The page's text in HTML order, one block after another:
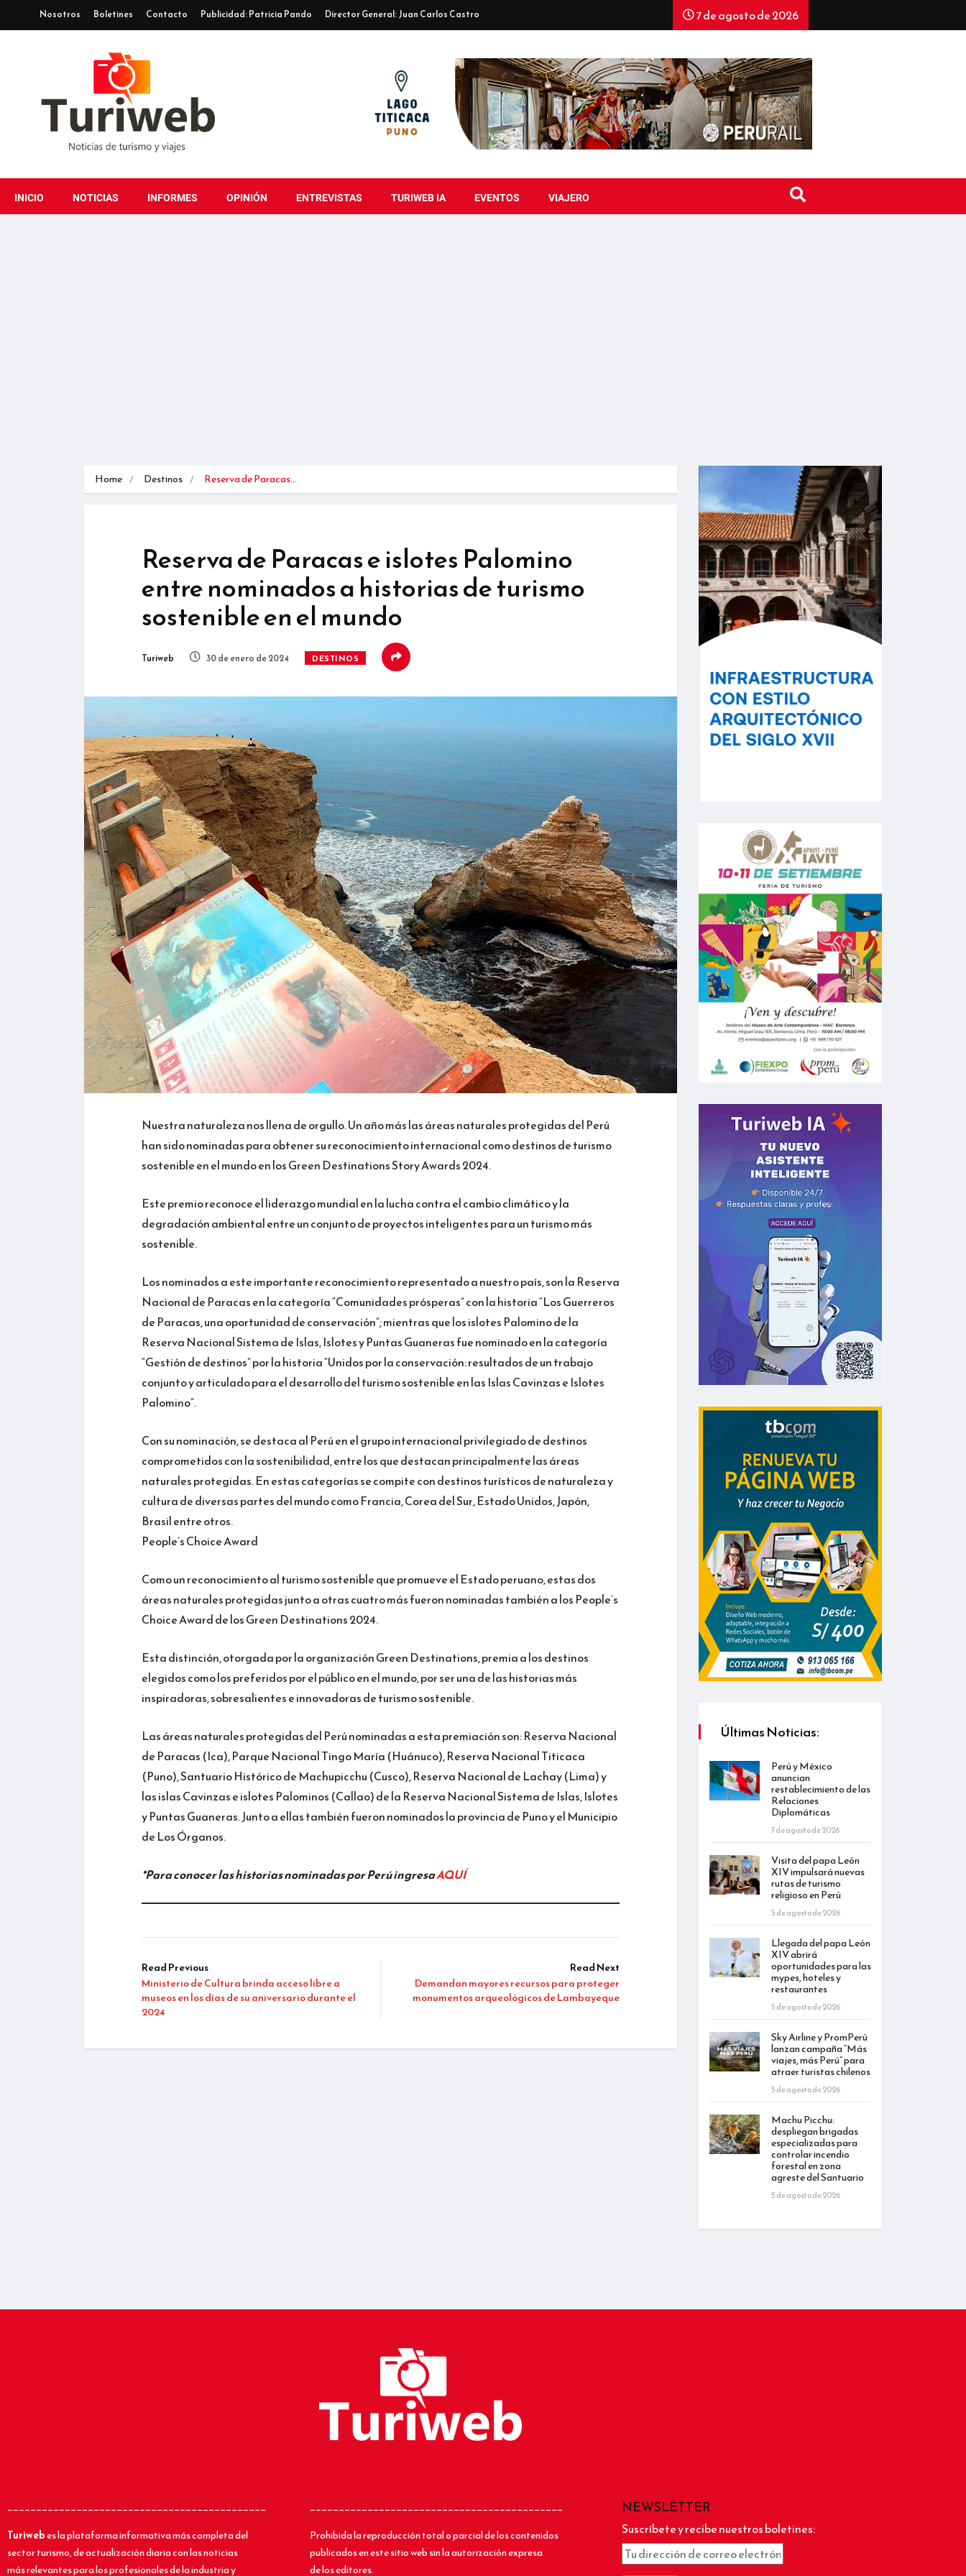
Nosotros Boletines Contacto Publicidad: Patricia Pando Director General: Juan Carlos Castro 7 de agosto de 2026
INICIO NOTICIAS INFORMES OPINIÓN ENTREVISTAS TURIWEB IA EVENTOS VIAJERO
Home Destinos Reserva de Paracas…
Reserva de Paracas e islotes Palomino
entre nominados a historias de turismo
sostenible en el mundo
Turiweb 30 de enero de 2024 DESTINOS
Nuestra naturaleza nos llena de orgullo. Un año más las áreas naturales protegidas del Perú
han sido nominadas para obtener su reconocimiento internacional como destinos de turismo
sostenible en el mundo en los Green Destinations Story Awards 2024.
Este premio reconoce el liderazgo mundial en la lucha contra el cambio climático y la
degradación ambiental entre un conjunto de proyectos inteligentes para un turismo más
sostenible.
Los nominados a este importante reconocimiento representado a nuestro país, son la Reserva
Nacional de Paracas en la categoría “Comunidades prósperas” con la historia “Los Guerreros
de Paracas, una oportunidad de conservación”; mientras que los islotes Palomino de la
Reserva Nacional Sistema de Islas, Islotes y Puntas Guaneras fue nominado en la categoría
“Gestión de destinos” por la historia “Unidos por la conservación: resultados de un trabajo
conjunto y articulado para el desarrollo del turismo sostenible en las Islas Cavinzas e Islotes
Palomino”.
Con su nominación, se destaca al Perú en el grupo internacional privilegiado de destinos
comprometidos con la sostenibilidad, entre los que destacan principalmente las áreas
naturales protegidas. En estas categorías se compite con destinos turísticos de naturaleza y
cultura de diversas partes del mundo como Francia, Corea del Sur, Estado Unidos, Japón,
Brasil entre otros.
People’s Choice Award
Como un reconocimiento al turismo sostenible que promueve el Estado peruano, estas dos
áreas naturales protegidas junto a otras cuatro más fueron nominadas también a los People’s
Choice Award de los Green Destinations 2024.
Esta distinción, otorgada por la organización Green Destinations, premia a los destinos
elegidos como los preferidos por el público en el mundo, por ser una de las historias más
inspiradoras, sobresalientes e innovadoras de turismo sostenible.
Las áreas naturales protegidas del Perú nominadas a esta premiación son: Reserva Nacional
de Paracas (Ica), Parque Nacional Tingo María (Huánuco), Reserva Nacional Titicaca
(Puno), Santuario Histórico de Machupicchu (Cusco), Reserva Nacional de Lachay (Lima) y
las islas Cavinzas e islotes Palominos (Callao) de la Reserva Nacional Sistema de Islas, Islotes
y Puntas Guaneras. Junto a ellas también fueron nominados la provincia de Puno y el Municipio
de Los Órganos.
*Para conocer las historias nominadas por Perú ingresaAQUÍ
Read Previous
Ministerio de Cultura brinda acceso libre a
museos en los días de su aniversario durante el
2024
Read Next
Demandan mayores recursos para proteger
monumentos arqueológicos de Lambayeque
Últimas Noticias:
Perú y México
anuncian
restablecimiento de las
Relaciones
Diplomáticas
7 de agosto de 2026
Visita del papa León
XIV impulsará nuevas
rutas de turismo
religioso en Perú
5 de agosto de 2026
Llegada del papa León
XIV abrirá
oportunidades para las
mypes, hoteles y
restaurantes
5 de agosto de 2026
Sky Airline y PromPerú
lanzan campaña “Más
viajes, más Perú” para
atraer turistas chilenos
5 de agosto de 2026
Machu Picchu:
despliegan brigadas
especializadas para
controlar incendio
forestal en zona
agreste del Santuario
5 de agosto de 2026
_____________________________________________
Turiwebes la plataforma informativa más completa del
sector turismo, de actualización diaria con las noticias
más relevantes para los profesionales de la industria y
____________________________________________
Prohibida la reproducción total o parcial de los contenidos
publicados en este sitio web sin la autorización expresa
de los editores.
NEWSLETTER
Suscríbete y recibe nuestros boletines: